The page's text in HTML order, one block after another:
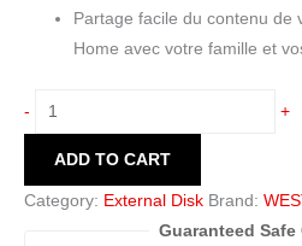
Partage facile du contenu de
Home avec votre famille et
- +
ADD TO CART
Category: External Disk Brand:
Guaranteed